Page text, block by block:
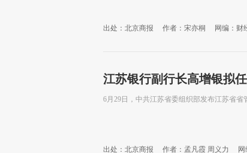
出处：北京商报 作者：宋亦桐 网编：财
江苏银行副行长高增银拟
6月29日，中共江苏省委组织部发布江苏省省
出处：北京商报 作者：孟凡霞 周义力 网